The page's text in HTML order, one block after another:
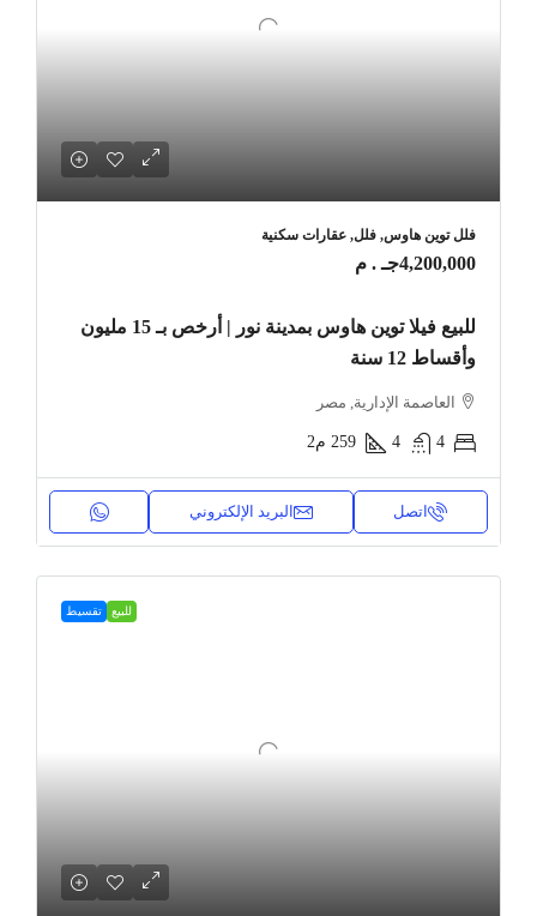
فلل توين هاوس, فلل, عقارات سكنية
4,200,000جـ . م
للبيع فيلا توين هاوس بمدينة نور | أرخص بـ 15 مليون
وأقساط 12 سنة
العاصمة الإدارية, مصر
4
4
259 م2
اتصل البريد الإلكتروني
للبيع تقسيط